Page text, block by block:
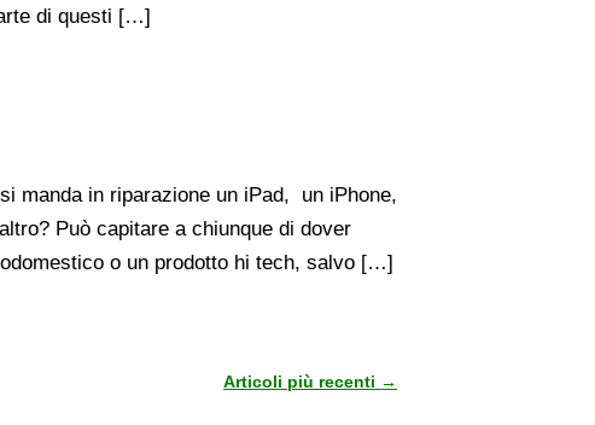
di questi […]
manda in riparazione un iPad, un iPhone,
Può capitare a chiunque di dover
o un prodotto hi tech, salvo […]
Articoli più recenti →